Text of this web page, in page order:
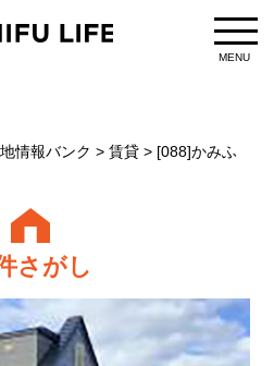
MENU
情報バンク >賃貸 > [088]かみふ
さがし